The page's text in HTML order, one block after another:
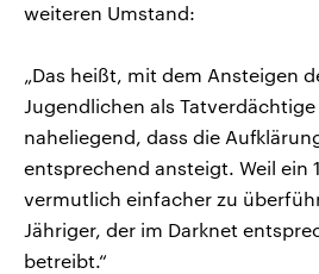
weiteren Umstand:
„Das heißt, mit dem Ansteigen
Jugendlichen als
naheliegend, dass die
entsprechend ansteigt. Weil ein
vermutlich einfacher zu
Jähriger, der im Darknet
betreibt.“